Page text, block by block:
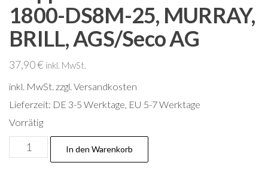
1800-DS8M-25, MURRAY,
BRILL, AGS/Seco AG
37,90€ inkl. MwSt.
inkl. MwSt. zzgl. Versandkosten
Lieferzeit: DE 3-5 Werktage, EU 5-7 Werktage
Vorrätig
181
In den Warenkorb